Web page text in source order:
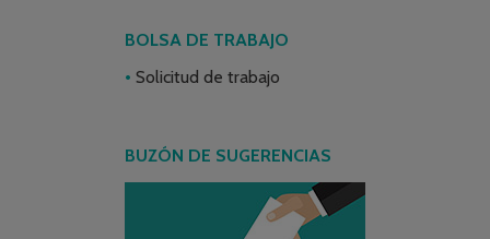
BOLSA DE TRABAJO
Solicitud de trabajo
BUZÓN DE SUGERENCIAS